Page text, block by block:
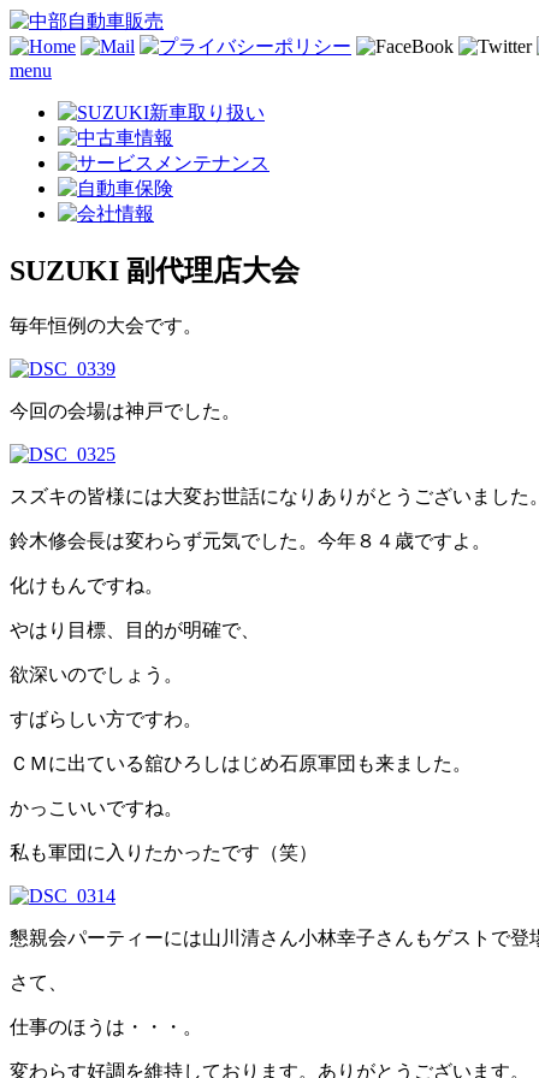
menu
SUZUKI 副代理店大会
毎年恒例の大会です。
今回の会場は神戸でした。
スズキの皆様には大変お世話になりありがとうございました
鈴木修会長は変わらず元気でした。今年８４歳ですよ。
化けもんですね。
やはり目標、目的が明確で、
欲深いのでしょう。
すばらしい方ですわ。
ＣＭに出ている舘ひろしはじめ石原軍団も来ました。
かっこいいですね。
私も軍団に入りたかったです（笑）
懇親会パーティーには山川清さん小林幸子さんもゲストで登
さて、
仕事のほうは・・・。
変わらす好調を維持しております。ありがとうございます。